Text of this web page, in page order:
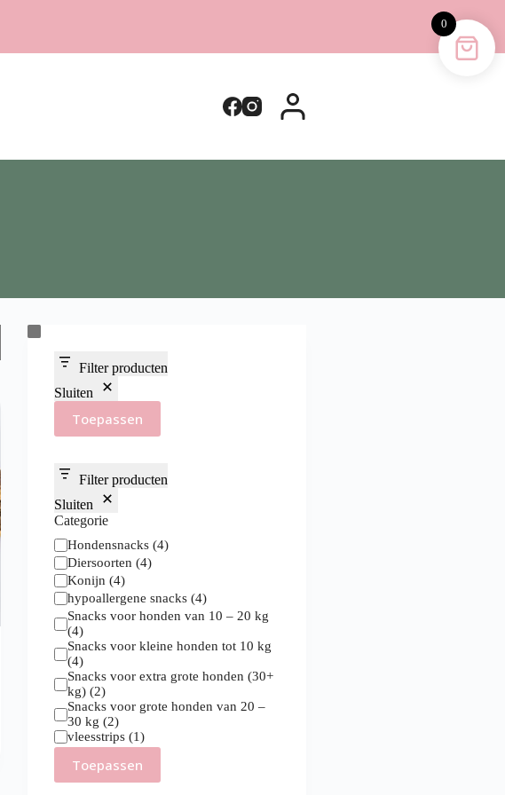
Filter producten
Sluiten
Toepassen
Filter producten
Sluiten
Categorie
Categorie
Hondensnacks(4)
Diersoorten(4)
Konijn(4)
hypoallergene snacks(4)
Snacks voor honden van 10 – 20 kg
(4)
Snacks voor kleine honden tot 10 kg
(4)
Snacks voor extra grote honden (30+
kg)(2)
Snacks voor grote honden van 20 –
30 kg(2)
vleesstrips(1)
Toepassen
0